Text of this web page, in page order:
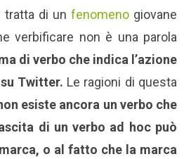
tratta di unfenomeno giovane
verbificare non è una parola
di verbo che indica l’azione
Twitter. Le ragioni di questa
esiste ancora un verbo che
di un verbo ad hoc può
o al fatto che la marca